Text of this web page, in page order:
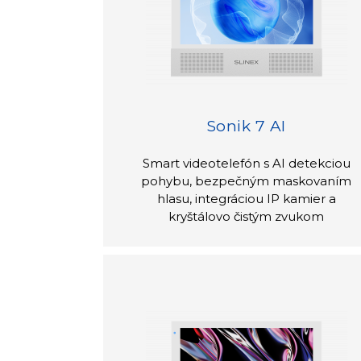
Sonik 7 AI
Smart videotelefón s AI detekciou
pohybu, bezpečným maskovaním
hlasu, integráciou IP kamier a
kryštálovo čistým zvukom